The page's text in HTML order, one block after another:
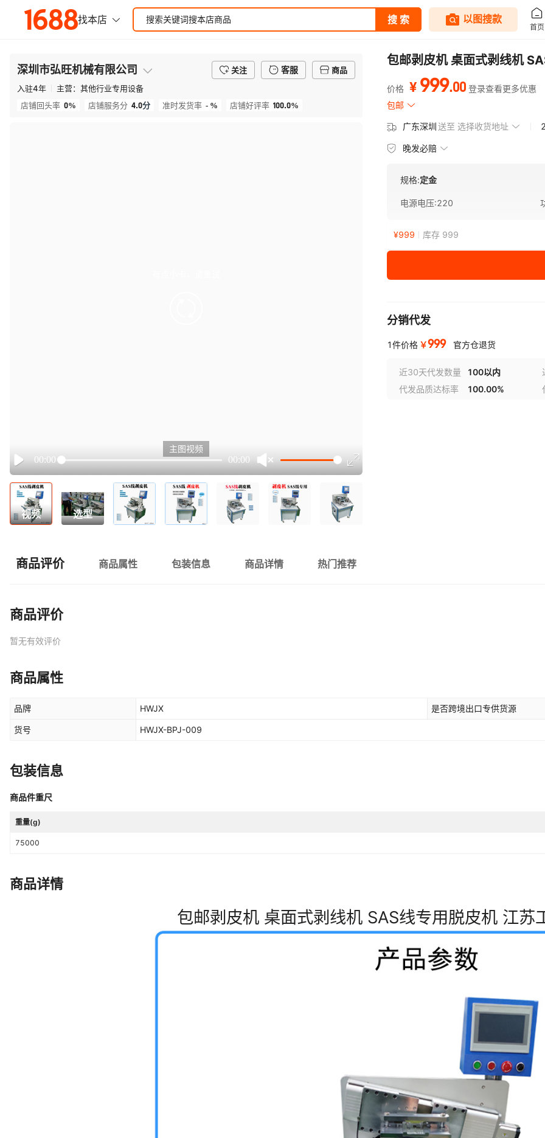
深圳市弘旺机械有限公司 关注 客服
商品
入驻4年 主营： 其他行业专用设备
店铺回头率 0% 店铺服务分 4.0分 准时发货率 - % 店铺好评率 100.0%
Play
00:00 00:00
主图视频
视频 选型
包邮剥皮机 桌面式剥线机
价格 ¥ 999.00 登录查看更多优惠
包邮
广东深圳送至 选择收货地址
晚发必赔
规格:定金
电源电压:220
¥999 库存 999
分销代发
1件价格 ￥999 官方仓退货
近30天代发数量 100以内
代发品质达标率
100.00%
商品评价 商品属性 包装信息 商品详情 热门推荐
商品评价
暂无有效评价
商品属性
品牌 HWJX 是否跨境出口专供货源
货号 HWJX-BPJ-009
包装信息
商品件重尺
重量(g)
75000
商品详情